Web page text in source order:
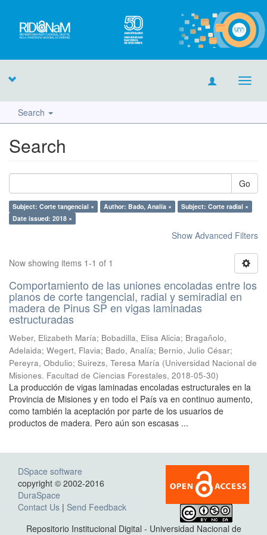
Search
Search
Go
Subject: Corte tangencial × Author: Bado, Analía ×
Subject: Corte radial ×
Date issued: 2018 ×
Show Advanced Filters
Now showing items 1-1 of 1
Comportamiento de las uniones encoladas entre los
planos de corte tangencial, radial y semiradial en
madera de Pinus SP en vigas laminadas
estructuradas
Weber, Elizabeth María; Bobadilla, Elisa Alicia; Bragañolo,
Adelaida; Wegert, Flavia; Bado, Analía; Bernio, Julio César;
Pereyra, Obdulio; Suirezs, Teresa María (Universidad Nacional de
Misiones. Facultad de Ciencias Forestales, 2018-05-30)
La producción de vigas laminadas encoladas estructurales en la
Provincia de Misiones y en todo el País va en continuo aumento,
como también la aceptación por parte de los usuarios de
productos de madera. Pero aún son escasas ...
DSpace software
copyright © 2002-2016
DuraSpace
Contact Us | Send Feedback
Repositorio Institucional Digital - Universidad Nacional de